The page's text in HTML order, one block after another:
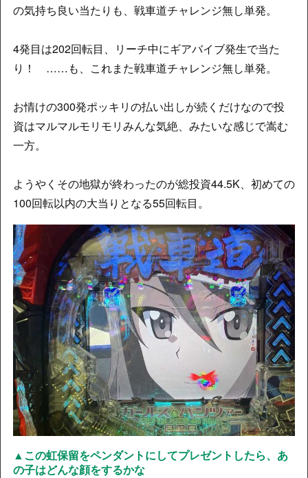
の気持ち良い当たりも、戦車道チャレンジ無し単発。
4発目は202回転目、リーチ中にギアバイブ発生で当た
り！ ……も、これまた戦車道チャレンジ無し単発。
お情けの300発ポッキリの払い出しが続くだけなので投
資はマルマルモリモリみんな気絶、みたいな感じで嵩む
一方。
ようやくその地獄が終わったのが総投資44.5K、初めての
100回転以内の大当りとなる55回転目。
▲この虹保留をペンダントにしてプレゼントしたら、あ
の子はどんな顔をするかな